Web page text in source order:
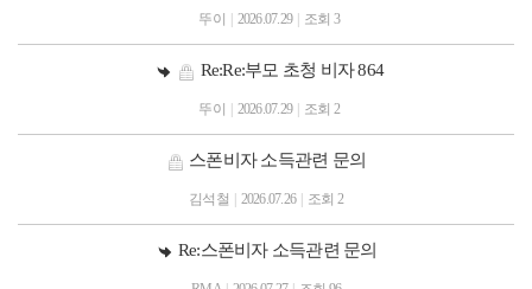
뚜이 2026.07.29 조회 3
Re:Re:부모 초청 비자 864
뚜이 2026.07.29 조회 2
스폰비자 소득관련 문의
김석철 2026.07.26 조회 2
Re:스폰비자 소득관련 문의